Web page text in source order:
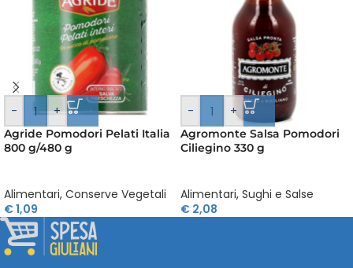
- +
Agride Pomodori Pelati Italia
800 g/480 g
Alimentari, Conserve Vegetali
€1,09
- +
Agromonte Salsa Pomodori
Ciliegino 330 g
Alimentari, Sughi e Salse
€ 2,08